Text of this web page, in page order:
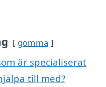
gömma
är specialiserat
till med?